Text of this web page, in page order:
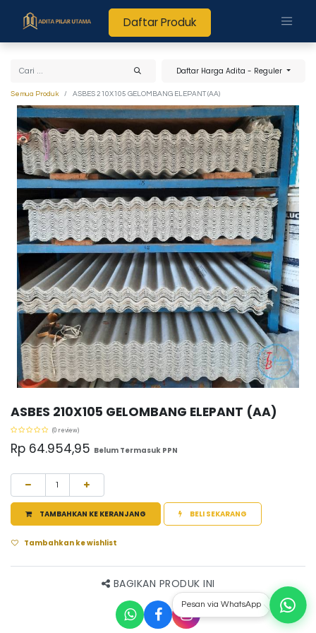
Daftar Produk
Daftar Harga Adita - Reguler
Semua Produk ASBES 210X105 GELOMBANG ELEPANT (AA)
ASBES 210X105 GELOMBANG ELEPANT (AA)
(0 review)
Rp 64.954,95 Belum Termasuk PPN
TAMBAHKAN KE KERANJANG BELI SEKARANG
Tambahkan ke wishlist
BAGIKAN PRODUK INI
Pesan via WhatsApp